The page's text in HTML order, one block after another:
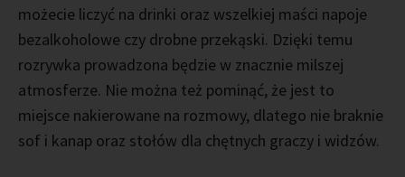
możecie liczyć na drinki oraz wszelkiej maści napoje
bezalkoholowe czy drobne przekąski. Dzięki temu
rozrywka prowadzona będzie w znacznie milszej
atmosferze. Nie można też pominąć, że jest to
miejsce nakierowane na rozmowy, dlatego nie braknie
sof i kanap oraz stołów dla chętnych graczy i widzów.